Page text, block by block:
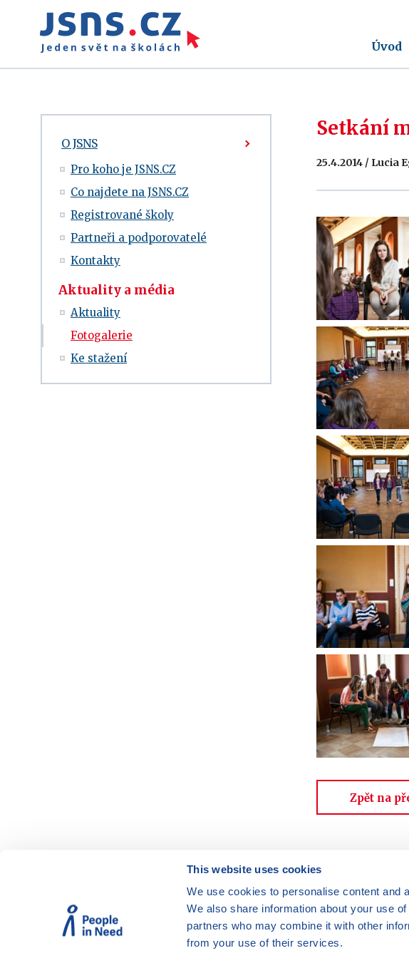
This website uses cookies
We use cookies to personalise content and
We also share information about your use
partners who may combine it with other
from your use of their services.
Úvod
O JSNS
Pro koho je JSNS.CZ
Co najdete na JSNS.CZ
Registrované školy
Partneři a podporovatelé
Kontakty
Aktuality a média
Aktuality
Fotogalerie
Ke stažení
Setkání
25.4.2014 / Lucia
Zpět na
© Vzdělávací program JSNS
Člověk v tísni, o. p. s.
Máte dotazy?
Rádi vám